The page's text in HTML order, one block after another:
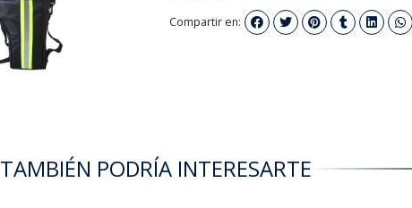
Compartir en:
TAMBIÉN PODRÍA INTERESARTE